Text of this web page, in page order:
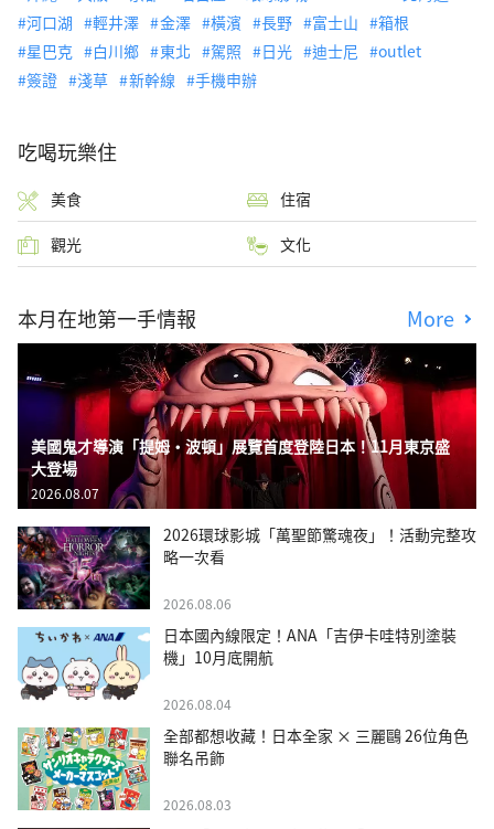
河口湖
輕井澤 金澤 橫濱 長野 富士山
箱根
星巴克
白川鄉 東北 駕照 日光 迪士尼
outlet
簽證
淺草 新幹線 手機申辦
吃喝玩樂住
美食 住宿
觀光 文化
本月在地第一手情報 More
美國鬼才導演「提姆・波頓」展覽首度登陸日本！11月東京盛
大登場
2026.08.07
2026環球影城「萬聖節驚魂夜」！活動完整攻
略一次看
2026.08.06
日本國內線限定！ANA「吉伊卡哇特別塗裝
機」10月底開航
2026.08.04
全部都想收藏！日本全家 × 三麗鷗 26位角色
聯名吊飾
2026.08.03